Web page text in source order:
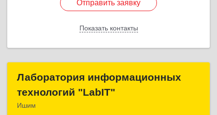
Отправить заявку
Показать контакты
Отправить заявку
Назад
Лаборатория информационных
технологий "LabIT"
Ишим
Лаборатория информационных
технологий "LabIT"